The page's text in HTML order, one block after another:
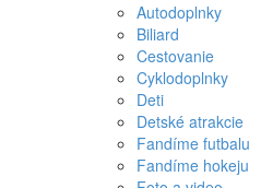
Autodoplnky
Biliard
Cestovanie
Cyklodoplnky
Deti
Detské atrakcie
Fandíme futbalu
Fandíme hokeju